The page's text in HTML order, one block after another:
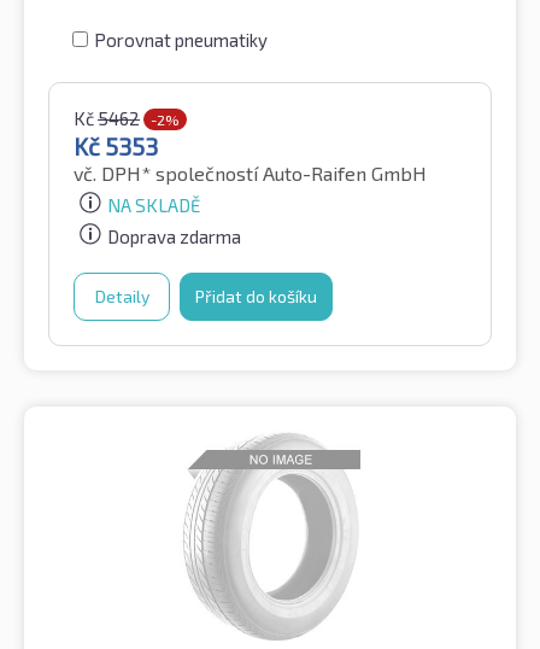
Porovnat pneumatiky
Kč5462 -2%
Kč 5353
vč. DPH* společností Auto-Raifen GmbH
NA SKLADĚ
Doprava zdarma
Detaily Přidat do košíku